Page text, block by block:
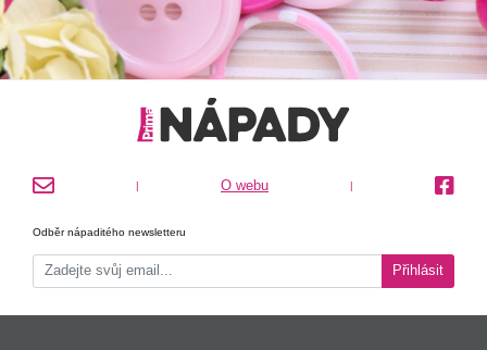
| O webu |
Odběr nápaditého newsletteru
Přihlásit